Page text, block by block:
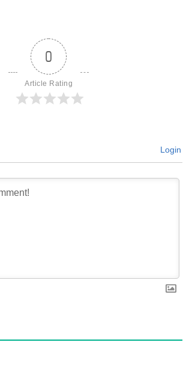
0
Article Rating
Login